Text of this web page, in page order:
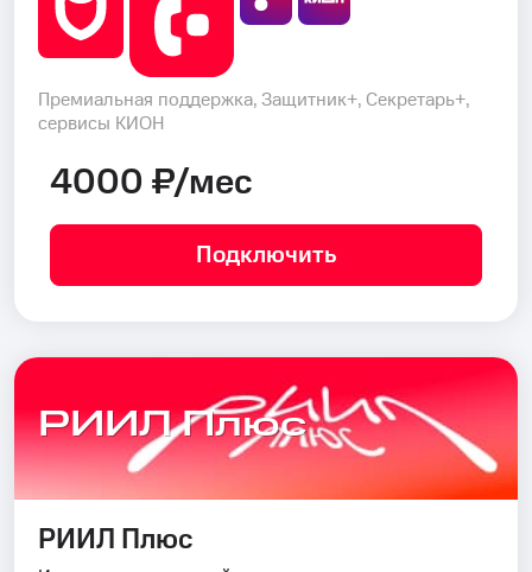
Премиальная поддержка, Защитник+, Секретарь+,
сервисы КИОН
4000 ₽/мес
Подключить
РИИЛ Плюс
РИИЛ Плюс